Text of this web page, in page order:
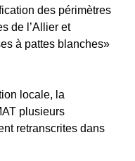
des périmètres
de l’Allier et
à pattes blanches»
locale, la
plusieurs
retranscrites dans